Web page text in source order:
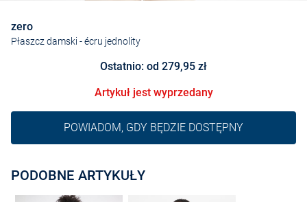
zero
Płaszcz damski - écru jednolity
Ostatnio: od 279,95 zł
Artykuł jest wyprzedany
POWIADOM, GDY BĘDZIE DOSTĘPNY
PODOBNE ARTYKUŁY